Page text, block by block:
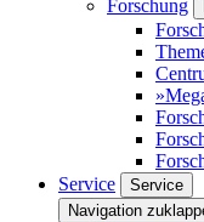
Forschung
Service
Service
Navigation